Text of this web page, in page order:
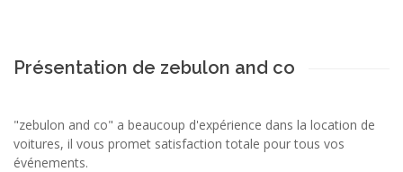
Présentation de zebulon and co
"zebulon and co" a beaucoup d'expérience dans la location de
voitures, il vous promet satisfaction totale pour tous vos
événements.